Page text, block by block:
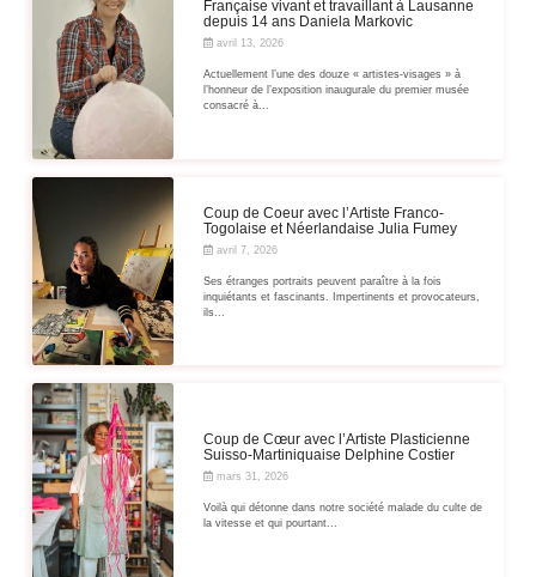
Française vivant et travaillant à Lausanne
depuis 14 ans Daniela Markovic
avril 13, 2026
Actuellement l’une des douze « artistes-visages » à
l’honneur de l’exposition inaugurale du premier musée
consacré à...
Coup de Coeur avec l’Artiste Franco-
Togolaise et Néerlandaise Julia Fumey
avril 7, 2026
Ses étranges portraits peuvent paraître à la fois
inquiétants et fascinants. Impertinents et provocateurs,
ils...
Coup de Cœur avec l’Artiste Plasticienne
Suisso-Martiniquaise Delphine Costier
mars 31, 2026
Voilà qui détonne dans notre société malade du culte de
la vitesse et qui pourtant...